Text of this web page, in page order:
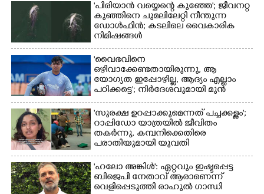
'പിരിയാൻ വയ്യെന്റെ കുഞ്ഞേ'; ജീവനറ്റ
കുഞ്ഞിനെ ചുമലിലേറ്റി നീന്തുന്ന
ഡോൾഫിൻ; കടലിലെ വൈകാരിക
നിമിഷങ്ങൾ
'വൈഭവിനെ
ഒഴിവാക്കേണ്ടതായിരുന്നു,​ ആ
യോഗ്യത ഇപ്പോഴില്ല, ആദ്യം എല്ലാം
പഠിക്കട്ടെ'; നിർദേശവുമായി മുൻ
ക്രിക്കറ്റ് താരം
'സുരക്ഷ ഉറപ്പാക്കുമെന്നത് പച്ചക്കള്ളം';
റാപ്പിഡോ യാത്രയിൽ ജീവിതം
തകർന്നു, കമ്പനിക്കെതിരെ
പരാതിയുമായി യുവതി
'ഹലോ അങ്കിൾ': ഏറ്റവും ഇഷ്ടപ്പെട്ട
ബിജെപി നേതാവ് ആരാണെന്ന്
വെളിപ്പെടുത്തി രാഹുൽ ഗാന്ധി